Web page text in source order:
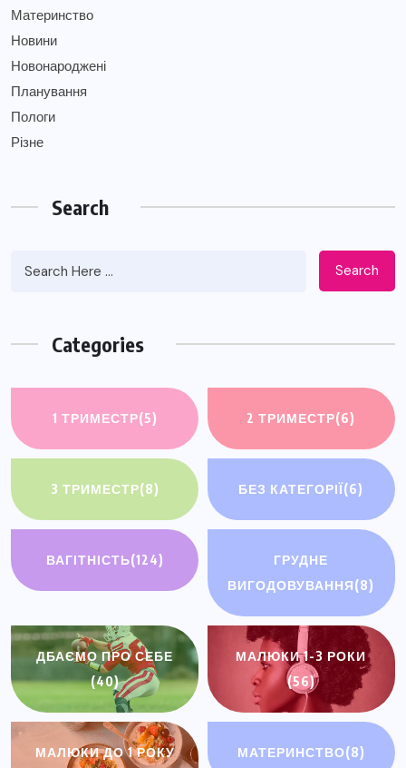
Материнство
Новини
Новонароджені
Планування
Пологи
Різне
Search
Search
Categories
1 ТРИМЕСТР(5) 2 ТРИМЕСТР(6)
3 ТРИМЕСТР(8) БЕЗ КАТЕГОРІЇ(6)
ВАГІТНІСТЬ(124)
ГРУДНЕ
ВИГОДОВУВАННЯ(8)
ДБАЄМО ПРО СЕБЕ
(40)
МАЛЮКИ 1-3 РОКИ
(56)
МАЛЮКИ ДО 1 РОКУ
МАТЕРИНСТВО(8)